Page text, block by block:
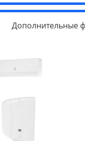
Дополнительные